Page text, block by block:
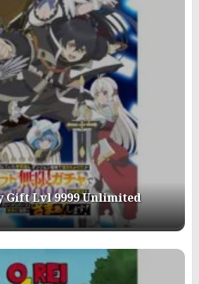
Gift Lvl 9999 Unlimited